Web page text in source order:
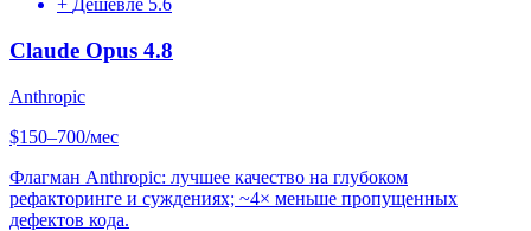
+ Дешевле 5.6
Claude Opus 4.8
Anthropic
$150–700/мес
Флагман Anthropic: лучшее качество на глубоком
рефакторинге и суждениях; ~4× меньше пропущенных
дефектов кода.